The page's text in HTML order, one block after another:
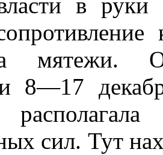
мятежи.
8—17
сил. Тут